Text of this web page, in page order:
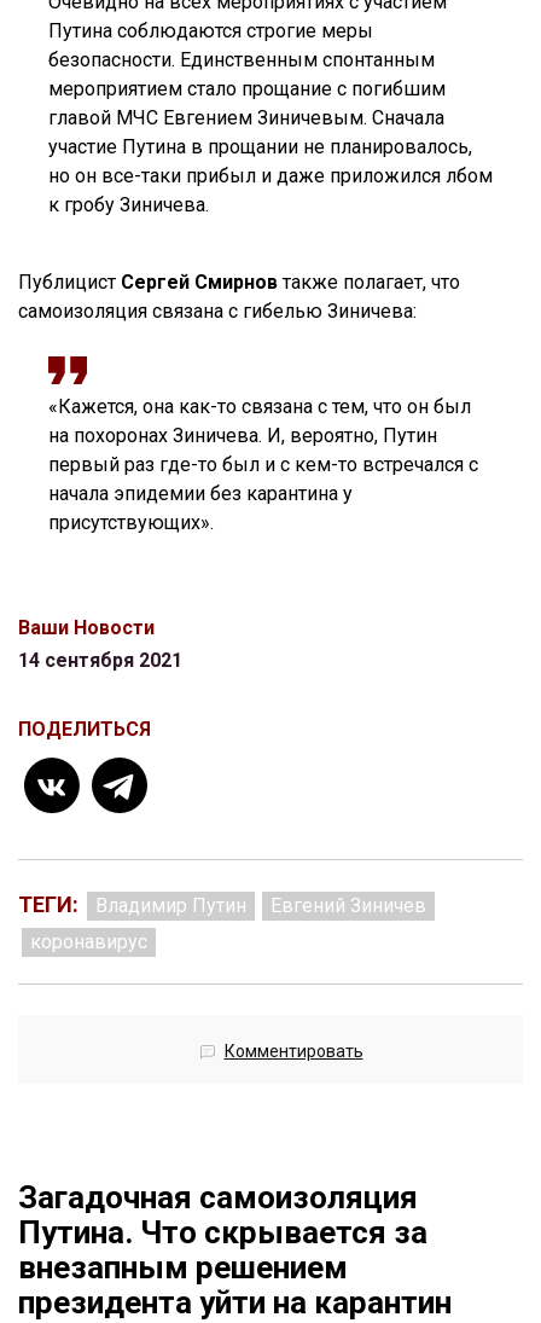
Путина соблюдаются строгие меры
безопасности. Единственным спонтанным
мероприятием стало прощание с погибшим
главой МЧС Евгением Зиничевым. Сначала
участие Путина в прощании не планировалось,
но он все-таки прибыл и даже приложился лбом
к гробу Зиничева.
Публицист Сергей Смирновтакже полагает, что
самоизоляция связана с гибелью Зиничева:
«Кажется, она как-то связана с тем, что он был
на похоронах Зиничева. И, вероятно, Путин
первый раз где-то был и с кем-то встречался с
начала эпидемии без карантина у
присутствующих».
Ваши Новости
14 сентября 2021
ПОДЕЛИТЬСЯ
ТЕГИ: Владимир Путин
Евгений Зиничев
коронавирус
Комментировать
Загадочная самоизоляция
Путина. Что скрывается за
внезапным решением
президента уйти на карантин